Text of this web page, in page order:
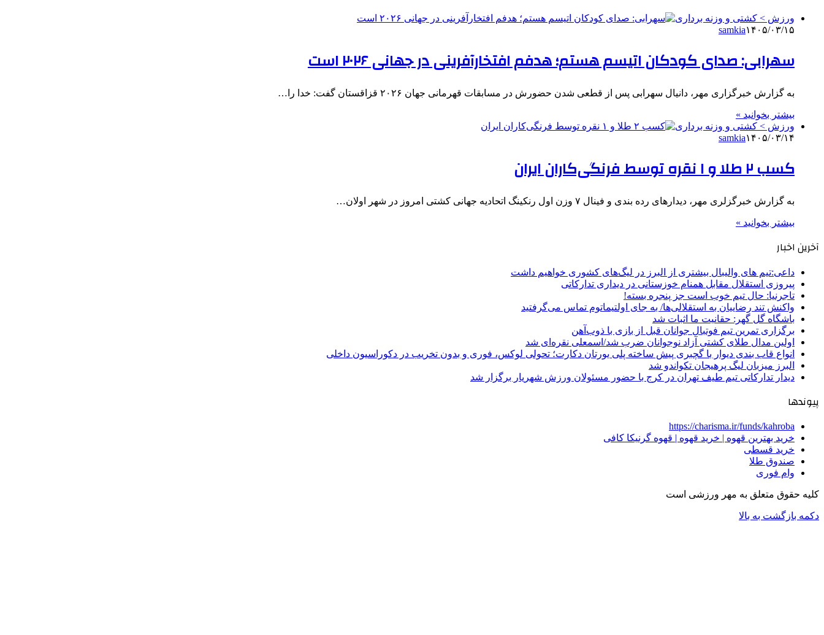
ورزش > کشتی و وزنه برداری
samkia۱۴۰۵/۰۳/۱۵
سهرابی: صدای کودکان اتیسم هستم؛ هدفم افتخارآفرینی در جهانی ۲۰۲۶ است
به گزارش خبرگزاری مهر، دانیال سهرابی پس از قطعی شدن حضورش در مسابقات قهرمانی جهان ۲۰۲۶ قزاقستان گفت: خدا را…
بیشتر بخوانید »
ورزش > کشتی و وزنه برداری
samkia۱۴۰۵/۰۳/۱۴
کسب ۲ طلا و ۱ نقره توسط فرنگی‌کاران ایران
به گزارش خبرگزلری مهر، دیدارهای رده بندی و فینال ۷ وزن اول رنکینگ اتحادیه جهانی کشتی امروز در شهر اولان…
بیشتر بخوانید »
آخرین اخبار
داعی:تیم های والیبال بیشتری از البرز در لیگ‌های کشوری خواهیم داشت
پیروزی استقلال مقابل همنام خوزستانی در دیداری تدارکاتی
تاجرنیا: حال تیم خوب است جز پنجره بسته!
واکنش تند رضاییان به استقلالی‌ها/ به جای اولتیماتوم تماس می‌گرفتید
باشگاه گل گهر: حقانیت ما اثبات شد
برگزاری تمرین تیم فوتبال جوانان قبل از بازی با ذوب‌آهن
اولین مدال طلای کشتی آزاد نوجوانان ضرب شد/اسمعلی نقره‌ای شد
انواع قاب بندی دیوار با گچبری پیش ساخته پلی یورتان دکارت؛ تحولی لوکس، فوری و بدون تخریب در دکوراسیون داخلی
البرز میزبان لیگ پرهیجان تکواندو شد
دیدار تدارکاتی تیم طیف تهران در کرج با حضور مسئولان ورزش شهریار برگزار شد
پیوندها
https://charisma.ir/funds/kahroba
خرید بهترین قهوه | خرید قهوه | قهوه گرنیکا کافی
خرید قسطی
صندوق طلا
وام فوری
کلیه حقوق متعلق به مهر ورزشی است
دکمه بازگشت به بالا